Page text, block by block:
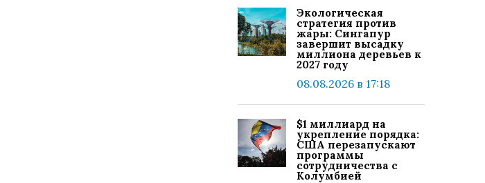
Экологическая
стратегия против
жары: Сингапур
завершит высадку
миллиона деревьев к
2027 году
08.08.2026 в 17:18
$1 миллиард на
укрепление порядка:
США перезапускают
программы
сотрудничества с
Колумбией